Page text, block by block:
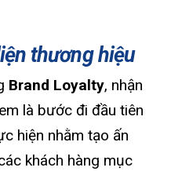
thương hiệu
Brand Loyalty, nhận
là bước đi đầu tiên
hiện nhằm tạo ấn
khách hàng mục